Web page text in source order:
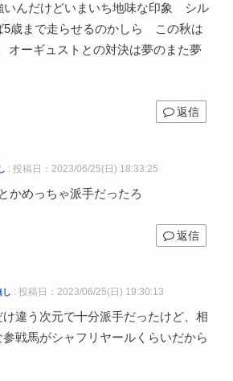
んだけどいまいち地味な印象 シル
5歳まで走らせるのかしら この秋は
ーギュストとの対決は夢のまた夢
返信
: 投稿日：2023/06/25(日) 18:33:25
かめっちゃ派手だったろ
返信
し : 投稿日：2023/06/25(日) 19:30:13
け違う次元で十分派手だったけど、相
戦馬がシャフリヤールくらいだから